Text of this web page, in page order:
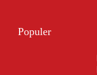
Populer